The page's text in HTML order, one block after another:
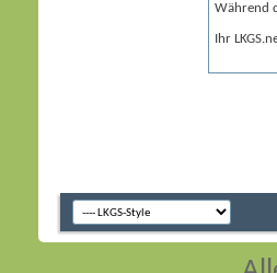
Während
Ihr